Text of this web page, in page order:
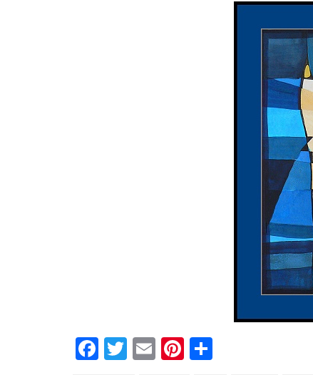
Facebook
Twitter
EmailPinterest